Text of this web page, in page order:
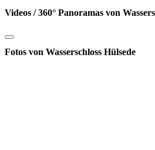
Videos / 360° Panoramas von
Fotos von Wasserschloss Hülsede